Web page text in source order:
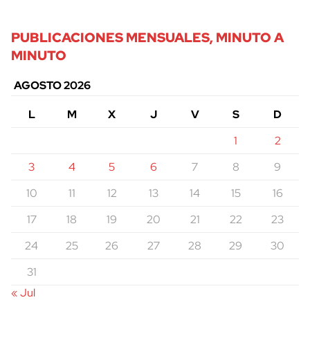
PUBLICACIONES MENSUALES, MINUTO A
MINUTO
AGOSTO 2026
L
M X J V S
D
1
2
3
4 5 6 7 8
9
10
11 12 13 14 15
16
17
18 19 20 21 22
23
24
25 26 27 28 29
30
31
« Jul